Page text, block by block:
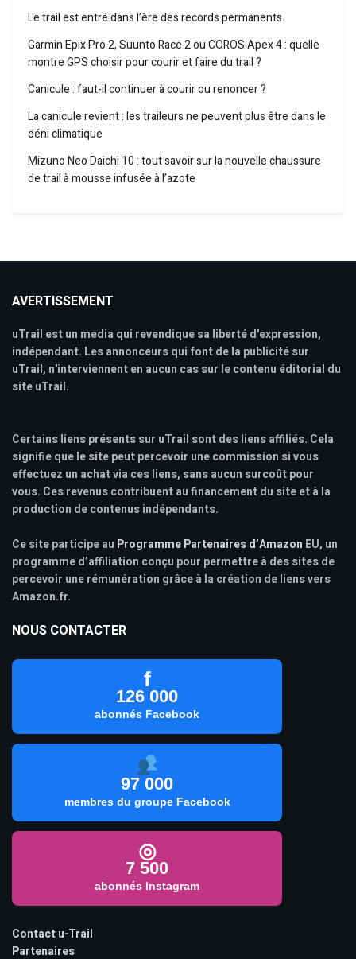
Le trail est entré dans l’ère des records permanents
Garmin Epix Pro 2, Suunto Race 2 ou COROS Apex 4 : quelle
montre GPS choisir pour courir et faire du trail ?
Canicule : faut-il continuer à courir ou renoncer ?
La canicule revient : les traileurs ne peuvent plus être dans le
déni climatique
Mizuno Neo Daichi 10 : tout savoir sur la nouvelle chaussure
de trail à mousse infusée à l’azote
AVERTISSEMENT
uTrail est un media qui revendique sa liberté d'expression,
indépendant. Les annonceurs qui font de la publicité sur
uTrail, n'interviennent en aucun cas sur le contenu éditorial du
site uTrail.
Certains liens présents sur uTrail sont des liens affiliés. Cela
signifie que le site peut percevoir une commission si vous
effectuez un achat via ces liens, sans aucun surcoût pour
vous. Ces revenus contribuent au financement du site et à la
production de contenus indépendants.
Ce site participe au Programme Partenaires d’Amazon EU, un
programme d’affiliation conçu pour permettre à des sites de
percevoir une rémunération grâce à la création de liens vers
Amazon.fr.
NOUS CONTACTER
f
126 000
abonnés Facebook
97 000
membres du groupe Facebook
◎
7 500
abonnés Instagram
Contact u-Trail
Partenaires